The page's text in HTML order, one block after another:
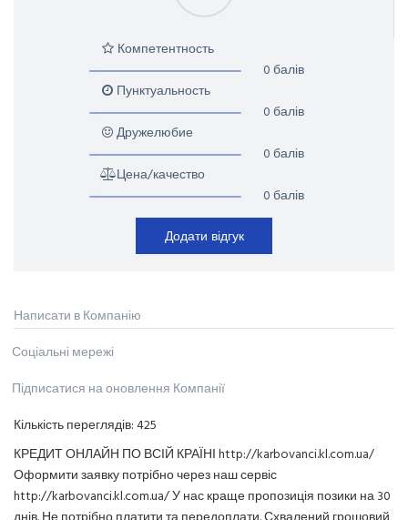
Компетентность
0 балів
Пунктуальность
0 балів
Дружелюбие
0 балів
Цена/качество
0 балів
Додати відгук
Написати в Компанію
Соціальні мережі
Підписатися на оновлення Компанії
Кількість переглядів:425
КРЕДИТ ОНЛАЙН ПО ВСІЙ КРАЇНІ http://karbovanci.kl.com.ua/
Оформити заявку потрібно через наш сервіс
http://karbovanci.kl.com.ua/ У нас краще пропозиція позики на 30